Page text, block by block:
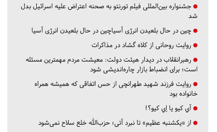
جشنواره بین‌المللی فیلم تورنتو به صحنه اعتراض علیه اسرائیل بدل
شد
چین در حال بلعیدن انرژی آسیاچین در حال بلعیدن انرژی آسیا
روایت روحانی از کلاه گشاد در مذاکرات
رهبرانقلاب در دیدار هیئت دولت: معیشت مردم مهمترین مسئله
است؛ برای انضباط بازار چاره‌اندیشی شود
روایت فرزند شهید طهرانچی از حس اتفاقی که همیشه همراه
خانواده بود
آي كيو يا اِي كيو؟!
از «یکشنبه عظیم» تا نبرد آتی؛ حزب‌الله خلع سلاح نمی‌شود